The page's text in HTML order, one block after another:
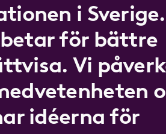
i
för bättre
Vi
idéerna för